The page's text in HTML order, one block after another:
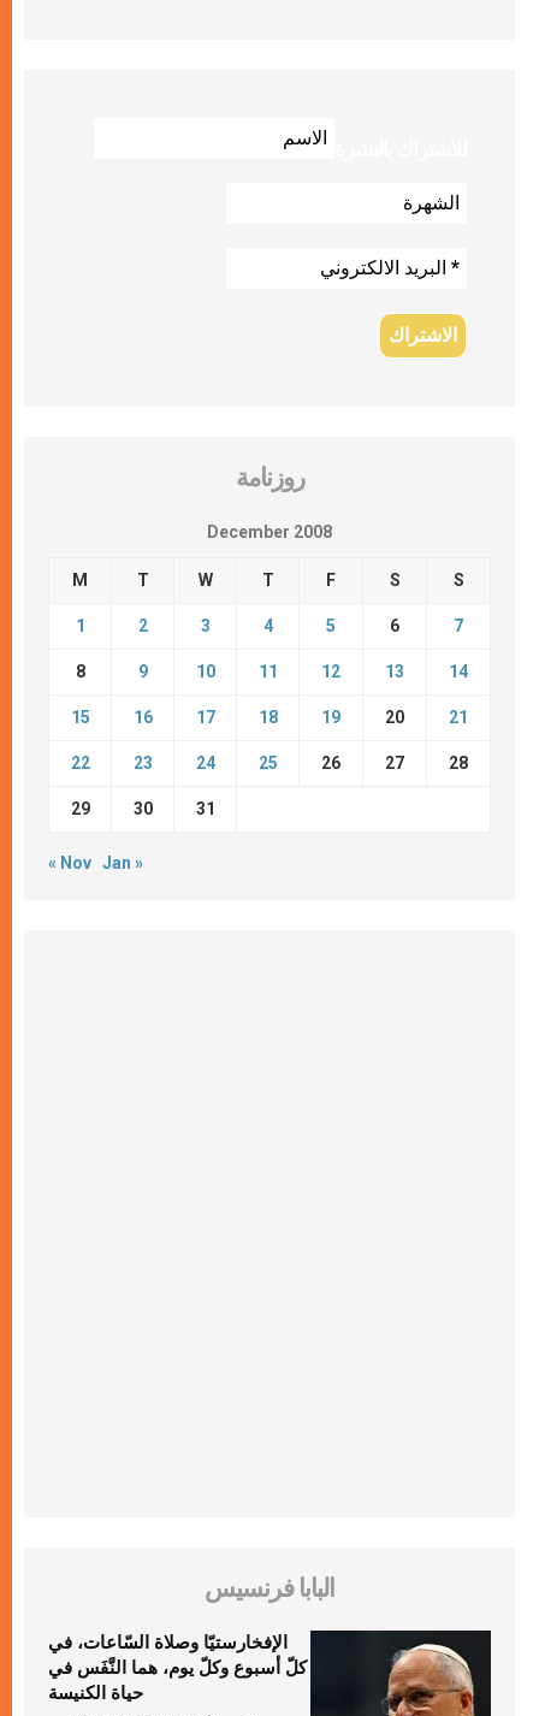
روزنامة
December 2008
M T W T F S S
1 2 3 4 5 6 7
8 9 10 11 12 13 14
15 16 17 18 19 20 21
22 23 24 25 26 27 28
29 30 31
« Nov Jan »
البابا فرنسيس
الإفخارستيّا وصلاة السّاعات، في
كلّ أسبوع وكلّ يوم، هما النَّفَس في
حياة الكنيسة